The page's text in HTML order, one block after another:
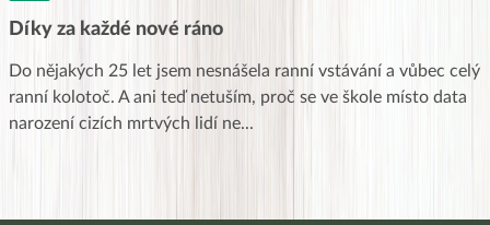
Díky za každé nové ráno
Do nějakých 25 let jsem nesnášela ranní vstávání a vůbec celý
ranní kolotoč. A ani teď netuším, proč se ve škole místo data
narození cizích mrtvých lidí ne...